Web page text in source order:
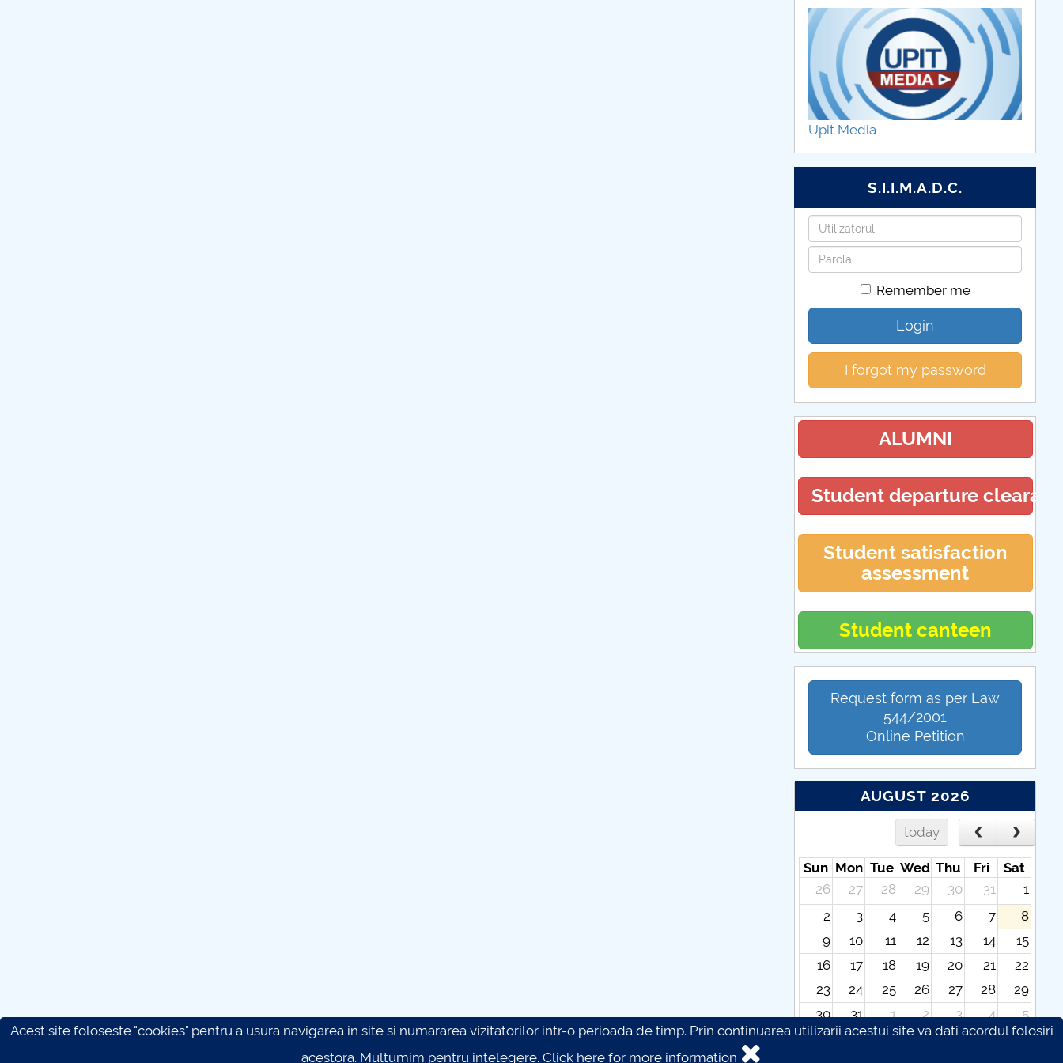
Upit Media
S.I.I.M.A.D.C.
Username
Password
Remember me
Login
I forgot my password
ALUMNI
Student departure
Student satisfaction
assessment
Student canteen
Request form as per Law
544/2001
Online Petition
AUGUST 2026
today
Sun Mon Tue Wed Thu Fri
Sat
26
27 28 29 30 31
1
2
3 4 5 6 7
8
9
10 11 12 13 14
15
16
17 18 19 20 21
22
23
24 25 26 27 28
29
30
31 1 2 3 4
5
Acest site foloseste "cookies" pentru a usura navigarea in site si numararea vizitatorilor intr-o perioada de timp. Prin continuarea utilizarii acestui site va dati acordul folosiri
acestora. Multumim pentru intelegere. Click here for more information